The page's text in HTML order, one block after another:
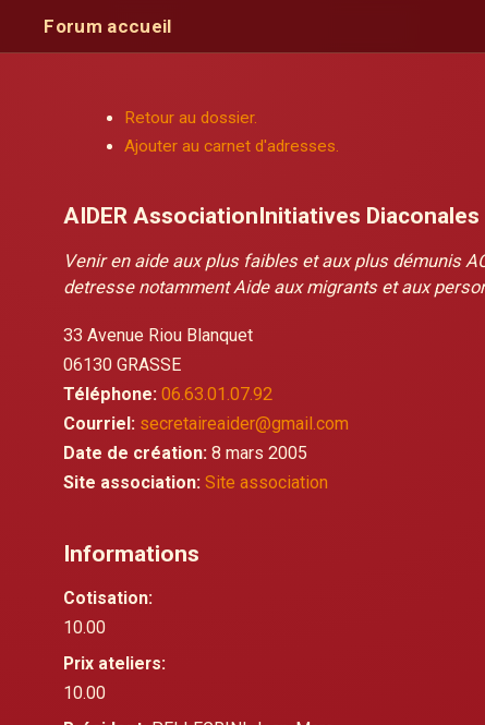
Forum accueil
Retour au dossier.
Ajouter au carnet d'adresses.
AIDER AssociationInitiatives
Venir en aide aux plus faibles et aux plus démunis
detresse notamment Aide aux migrants et aux
33 Avenue Riou Blanquet
06130 GRASSE
Téléphone: 06.63.01.07.92
Courriel: secretaireaider@gmail.com
Date de création: 8 mars 2005
Site association: Site association
Informations
Cotisation:
10.00
Prix ateliers:
10.00